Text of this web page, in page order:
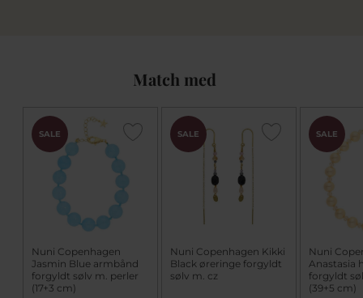
Match med
SALE
Nuni Copenhagen
Jasmin Blue armbånd
forgyldt sølv m. perler
(17+3 cm)
SALE
Nuni Copenhagen Kikki
Black øreringe forgyldt
sølv m. cz
SALE
Nuni
Anastasia
forgyldt
(39+5 cm)